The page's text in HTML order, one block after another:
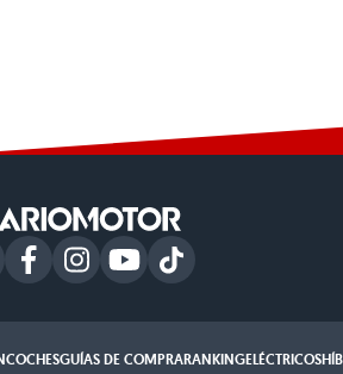
COCHESGUÍAS DE COMPRARANKINGELÉCTRICOS